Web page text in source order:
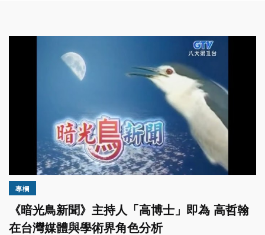
專欄
《暗光鳥新聞》主持人「高博士」即為 高哲翰
在台灣媒體與學術界角色分析